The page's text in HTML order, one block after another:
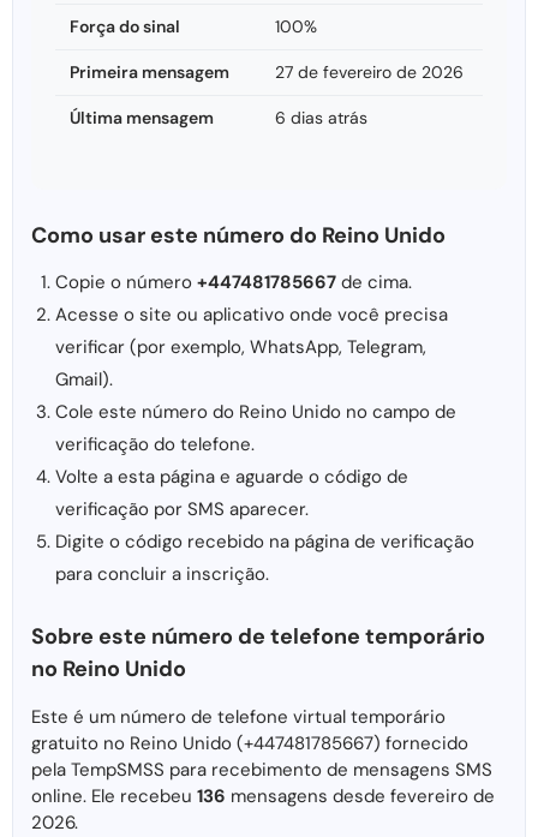
Força do sinal 100%
Primeira mensagem 27 de fevereiro de 2026
Última mensagem 6 dias atrás
Como usar este número do Reino Unido
Copie o número +447481785667 de cima.
Acesse o site ou aplicativo onde você precisa
verificar (por exemplo, WhatsApp, Telegram,
Gmail).
Cole este número do Reino Unido no campo de
verificação do telefone.
Volte a esta página e aguarde o código de
verificação por SMS aparecer.
Digite o código recebido na página de verificação
para concluir a inscrição.
Sobre este número de telefone temporário
no Reino Unido
Este é um número de telefone virtual temporário
gratuito no Reino Unido (+447481785667) fornecido
pela TempSMSS para recebimento de mensagens SMS
online. Ele recebeu 136 mensagens desde fevereiro de
2026.